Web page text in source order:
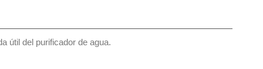
útil del purificador de agua.